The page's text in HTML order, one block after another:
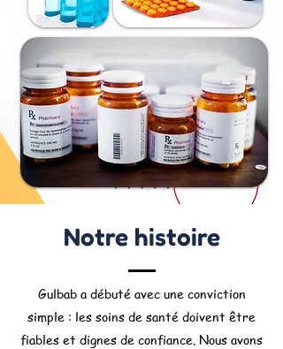
Notre histoire
Gulbab a débuté avec une conviction
simple : les soins de santé doivent être
fiables et dignes de confiance. Nous avons